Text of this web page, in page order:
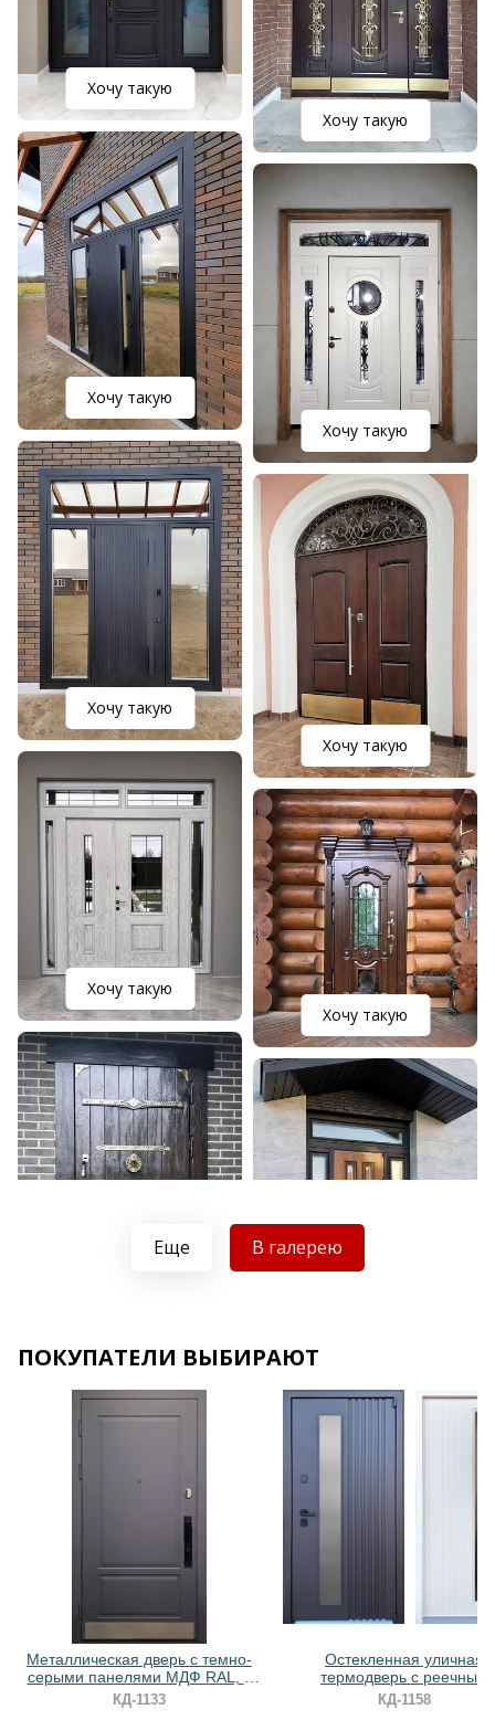
Хочу такую
Хочу такую
Хочу такую
Хочу такую
Хочу такую
Хочу такую
Хочу такую
Хочу такую
Хочу такую
Еще В галерею
ПОКУПАТЕЛИ ВЫБИРАЮТ
Металлическая дверь с темно-
серыми панелями МДФ RAL, с
отбойником и биометрическим
замком
КД-1133
Остекленная уличная
термодверь с реечным
оформлением и
окрашиванием
КД-1158